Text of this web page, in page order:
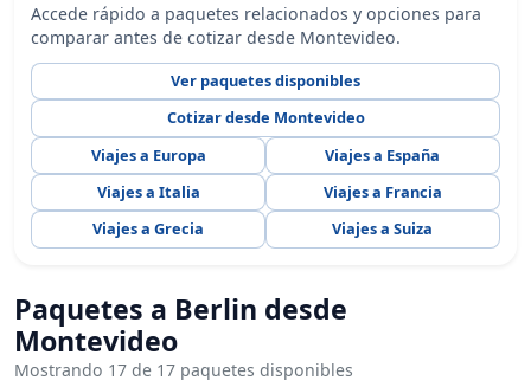
Accede rápido a paquetes relacionados y opciones para
comparar antes de cotizar desde Montevideo.
Ver paquetes disponibles
Cotizar desde Montevideo
Viajes a Europa
Viajes a España
Viajes a Italia
Viajes a Francia
Viajes a Grecia
Viajes a Suiza
Paquetes a Berlin desde
Montevideo
Mostrando 17 de 17 paquetes disponibles